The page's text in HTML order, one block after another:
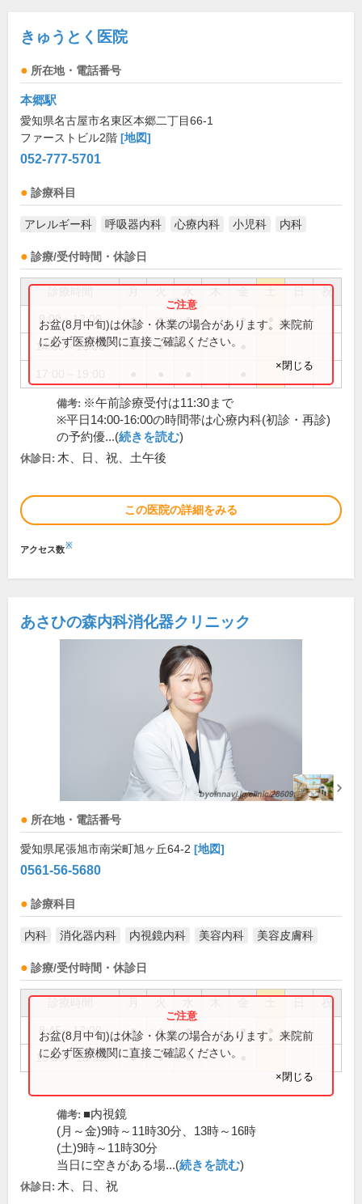
きゅうとく医院
所在地・電話番号
本郷駅
愛知県名古屋市名東区本郷二丁目66-1
ファーストビル2階 [地図]
052-777-5701
診療科目
アレルギー科 呼吸器内科 心療内科 小児科 内科
診療/受付時間・休診日
祝
9:00～12:00 ● ● ● ●
14:00～16:00 ● ● ●
お盆(8月中旬)は休診・休業の場合があります。来院前
に必ず医療機関に直接ご確認ください。
×閉じる
備考: ※午前診療受付は11:30まで
※平日14:00-16:00の時間帯は心療内科(初診・再診)
の予約優...(続きを読む)
休診日: 木、日、祝、土午後
この医院の詳細をみる
アクセス数※
あさひの森内科消化器クリニック
所在地・電話番号
愛知県尾張旭市南栄町旭ヶ丘64-2 [地図]
0561-56-5680
診療科目
内科 消化器内科 内視鏡内科 美容内科 美容皮膚科
診療/受付時間・休診日
祝
8:45～12:00 ● ● ● ●
16:00～18:30 ● ● ●
お盆(8月中旬)は休診・休業の場合があります。来院前
に必ず医療機関に直接ご確認ください。
×閉じる
備考: ■内視鏡
(月～金)9時～11時30分、13時～16時
(土)9時～11時30分
当日に空きがある場...(続きを読む)
休診日: 木、日、祝